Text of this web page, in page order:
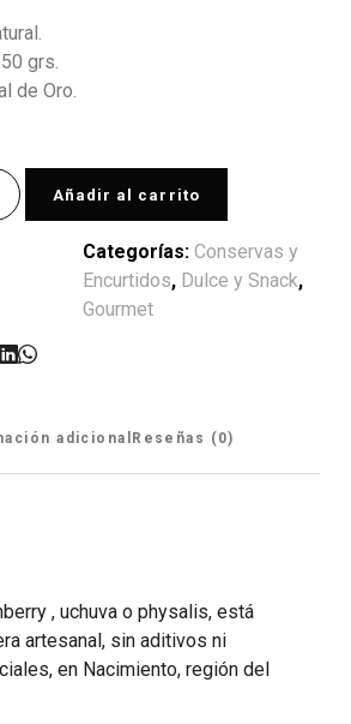
grs.
de Oro.
Añadir al carrito
Categorías: Conservas y
Encurtidos, Dulce y Snack,
Gourmet
adicional Reseñas (0)
, uchuva o physalis, está
artesanal, sin aditivos ni
en Nacimiento, región del